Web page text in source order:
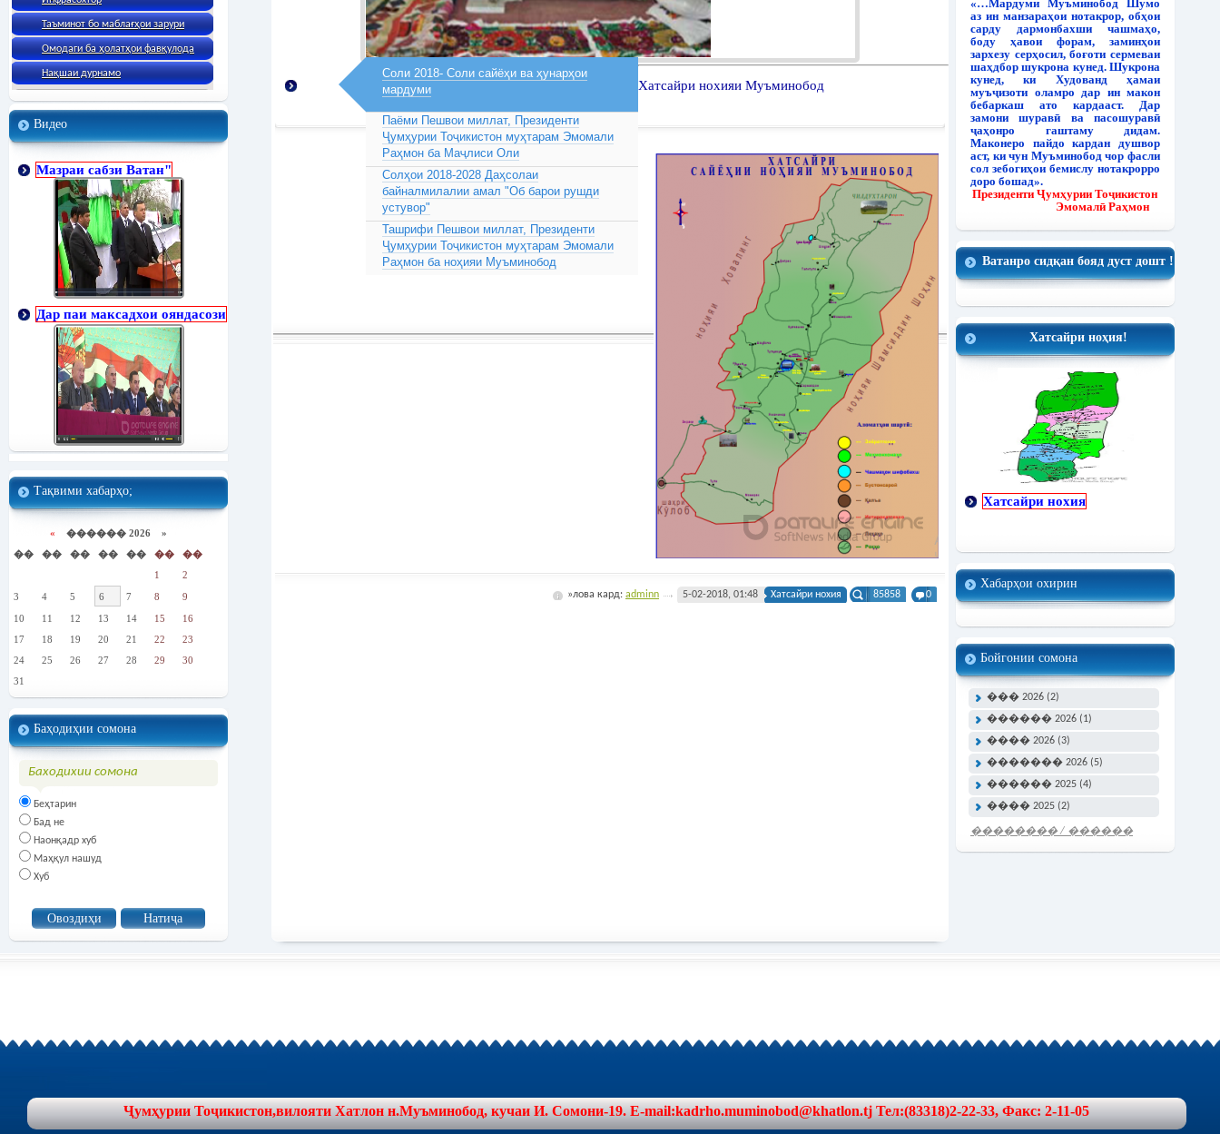
Таъминот бо маблағҳои зарури
Омодаги ба ҳолатҳои фавқулода
Нақшаи дурнамо
Видео
Мазраи сабзи Ватан"
Дар паи максадхои ояндасози
Тақвими хабарҳо;
« ������ 2026 »
��
�� �� �� �� ��
��
1
2
3
4 5 6 7 8
9
10
11 12 13 14 15
16
17
18 19 20 21 22
23
24
25 26 27 28 29
30
31
Баҳодиҳии сомона
Баходихии сомона
Беҳтарин
Бад не
Наонқадр хуб
Маҳқул нашуд
Хуб
«…Мардуми Муъминобод Шумо
аз ин манзараҳои нотакрор, обҳои
сарду дармонбахши чашмаҳо,
боду ҳавои форам, заминҳои
зархезу серҳосил, боғоти сермеваи
шаҳдбор шукрона кунед. Шукрона
кунед, ки Худованд ҳамаи
муъҷизоти оламро дар ин макон
бебаркаш ато кардааст. Дар
замони шуравӣ ва пасошуравӣ
ҷаҳонро гаштаму дидам.
Маконеро пайдо кардан душвор
аст, ки чун Муъминобод чор фасли
сол зебогиҳои бемислу нотакрорро
доро бошад».
Президенти Ҷумҳурии Тоҷикистон
Эмомалӣ Раҳмон
Ватанро сидқан бояд дуст дошт !
Хатсайри ноҳия!
Хатсайри нохия
Хабарҳои охирин
Бойгонии сомона
��� 2026 (2)
������ 2026 (1)
���� 2026 (3)
������� 2026 (5)
������ 2025 (4)
���� 2025 (2)
�������� / ������
���� �����
Соли 2018- Соли сайёҳи ва ҳунарҳои
мардуми
Паёми Пешвои миллат, Президенти
Ҷумҳурии Тоҷикистон муҳтарам Эмомали
Раҳмон ба Маҷлиси Оли
Солҳои 2018-2028 Даҳсолаи
байналмилалии амал "Об барои рушди
устувор"
Ташрифи Пешвои миллат, Президенти
Ҷумҳурии Тоҷикистон муҳтарам Эмомали
Раҳмон ба ноҳияи Муъминобод
Хатсайри нохияи Муъминобод
»лова кард: adminn 5-02-2018, 01:48 Хатсайри нохия 85858 0
Ҷумҳурии Тоҷикистон,вилояти Хатлон н.Муъминобод, кучаи И. Сомони-19. E-mail:kadrho.muminobod@khatlon.tj Тел:(83318)2-22-33, Факс: 2-11-05